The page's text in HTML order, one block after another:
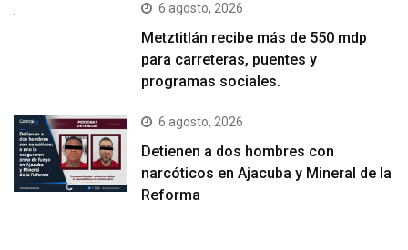
6 agosto, 2026
Metztitlán recibe más de 550 mdp
para carreteras, puentes y
programas sociales.
6 agosto, 2026
Detienen a dos hombres con
narcóticos en Ajacuba y Mineral de la
Reforma